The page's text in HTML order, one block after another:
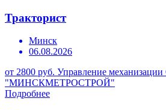
Тракторист
Минск
06.08.2026
от 2800 руб. Управление
"МИНСКМЕТРОСТРОЙ"
Подробнее